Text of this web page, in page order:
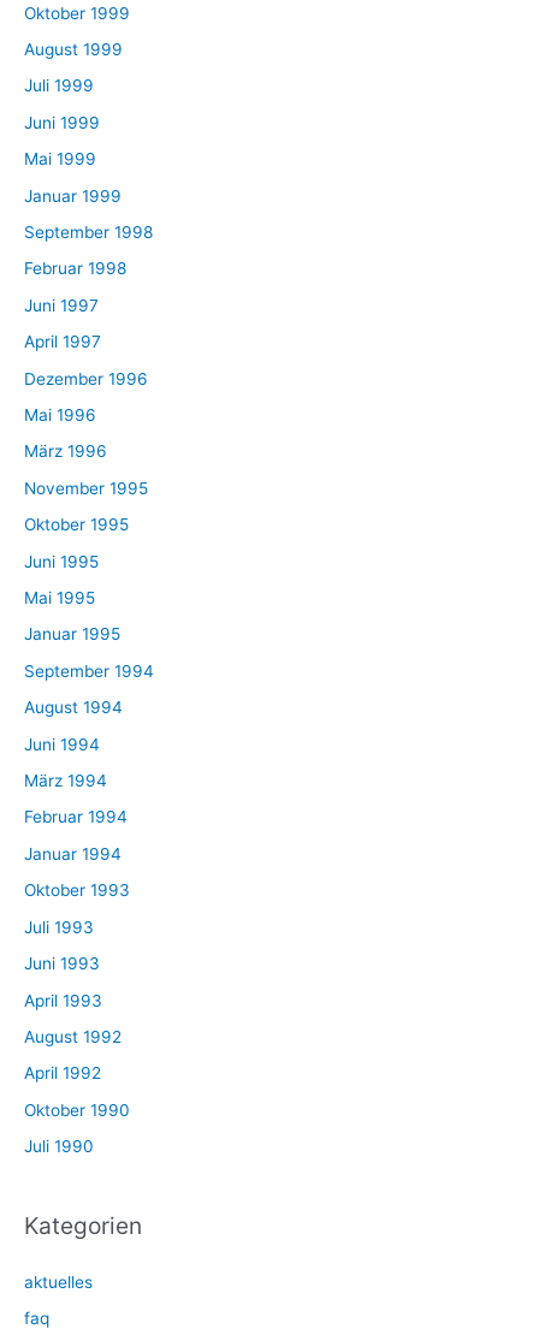
Oktober 1999
August 1999
Juli 1999
Juni 1999
Mai 1999
Januar 1999
September 1998
Februar 1998
Juni 1997
April 1997
Dezember 1996
Mai 1996
März 1996
November 1995
Oktober 1995
Juni 1995
Mai 1995
Januar 1995
September 1994
August 1994
Juni 1994
März 1994
Februar 1994
Januar 1994
Oktober 1993
Juli 1993
Juni 1993
April 1993
August 1992
April 1992
Oktober 1990
Juli 1990
Kategorien
aktuelles
faq